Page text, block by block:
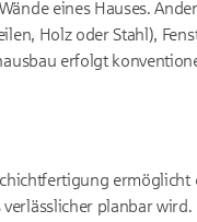
eines Hauses.
Holz oder Stahl),
erfolgt
planbar